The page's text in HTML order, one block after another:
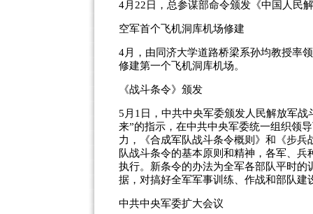
4月22日，总参谋部命令颁发《中国人民
空军首个飞机洞库机场修建
4月，由同济大学道路桥梁系孙均教授率
修建第一个飞机洞库机场。
《战斗条令》颁发
5月1日，中共中央军委颁发人民解放军
来”的指示，在中共中央军委统一组织领
力，《合成军队战斗条令概则》和《步
队战斗条令的基本原则和精神，各军、
执行。新条令的办法为全军各部队平时
据，对搞好全军军事训练、作战和部队建
中共中央军委扩大会议